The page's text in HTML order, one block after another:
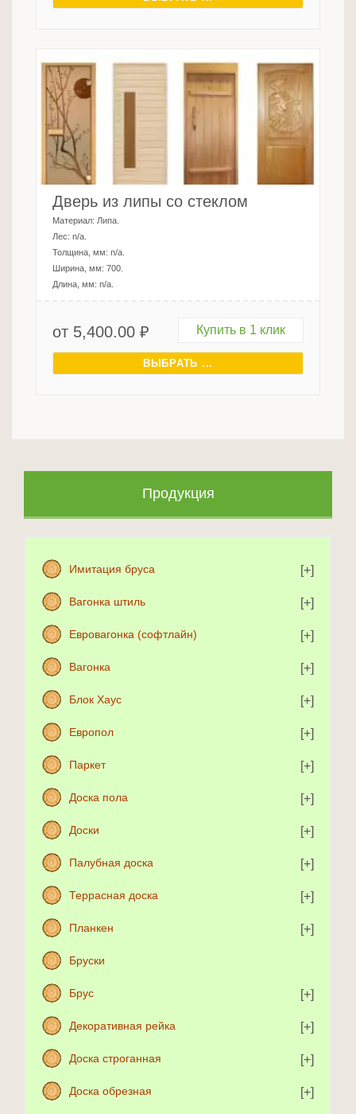
Продукция
Имитация бруса
Вагонка штиль
Евровагонка (софтлайн)
Вагонка
Блок Хаус
Европол
Паркет
Доска пола
Доски
Палубная доска
Террасная доска
Планкен
Бруски
Брус
Декоративная рейка
Доска строганная
Доска обрезная
Дверь из липы со стеклом
Материал: Липа.
Лес: n/a.
Толщина, мм: n/a.
Ширина, мм: 700.
Длина, мм: n/a.
от 5,400.00 ₽ Купить в 1 клик
ВЫБРАТЬ ...